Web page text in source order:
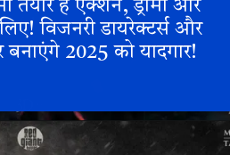
धमाका
तैयार है एक्शन, ड्रामा और